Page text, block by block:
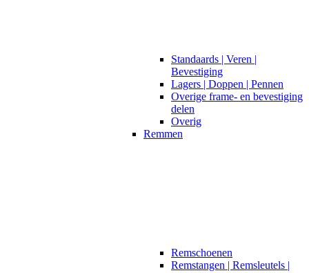
Standaards | Veren |
Bevestiging
Lagers | Doppen | Pennen
Overige frame- en bevestiging
delen
Overig
Remmen
Remschoenen
Remstangen | Remsleutels |